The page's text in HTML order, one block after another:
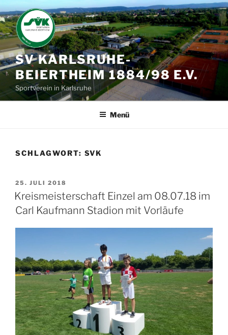
Zum
Inhalt
springen
SV KARLSRUHE-
BEIERTHEIM 1884/98 E.V.
Sportverein in Karlsruhe
Menü
SCHLAGWORT: SVK
VERÖFFENTLICHT
AM
25. JULI 2018
Kreismeisterschaft Einzel am 08.07.18 im
Carl Kaufmann Stadion mit Vorläufe